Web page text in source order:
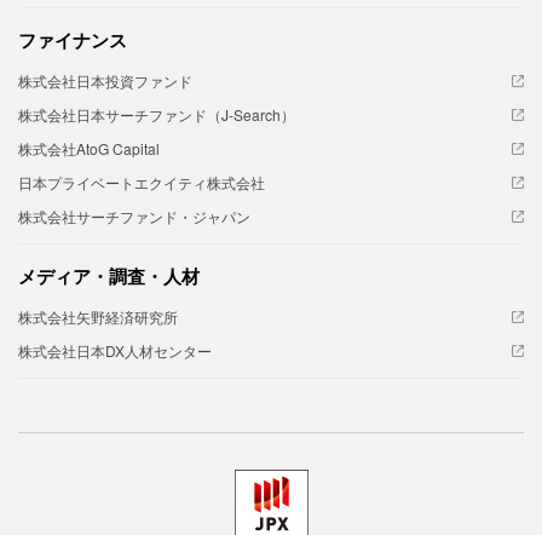
ファイナンス
株式会社日本投資ファンド
株式会社日本サーチファンド（J-Search）
株式会社AtoG Capital
日本プライベートエクイティ株式会社
株式会社サーチファンド・ジャパン
メディア・調査・人材
株式会社矢野経済研究所
株式会社日本DX人材センター